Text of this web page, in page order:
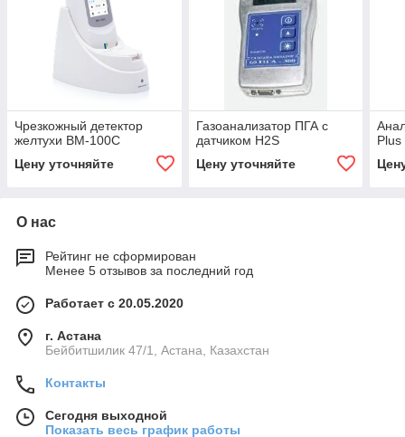
Чрезкожный детектор
желтухи BM-100C
Цену уточняйте
Газоанализатор ПГА с
датчиком H2S
Цену уточняйте
Plus
О нас
Рейтинг не сформирован
Менее 5 отзывов за последний год
Работает с 20.05.2020
г. Астана
Бейбитшилик 47/1, Астана, Казахстан
Контакты
Сегодня выходной
Показать весь график работы